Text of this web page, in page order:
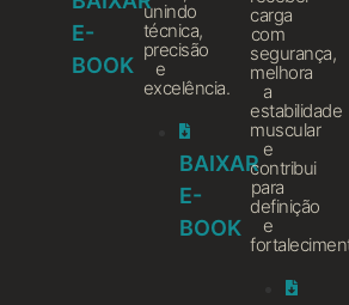
E-
BOOK
unindo
técnica,
precisão
e
excelência.
BAIXAR
E-
BOOK
carga
com
segurança,
melhora
a
estabilidade
muscular
e
contribui
para
definição
e